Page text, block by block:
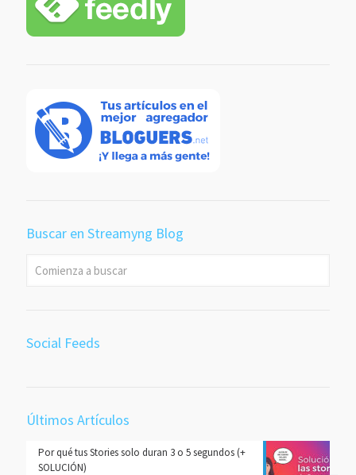
Buscar en Streamyng Blog
Social Feeds
Últimos Artículos
Por qué tus Stories solo duran 3 o 5 segundos (+
SOLUCIÓN)